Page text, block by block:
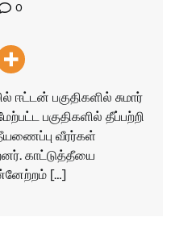
0
ஈட்டன் பகுதிகளில் சுமார்
பகுதிகளில் தீப்பற்றி
தீயணைப்பு வீரர்கள்
காட்டுத்தீயை
[…]